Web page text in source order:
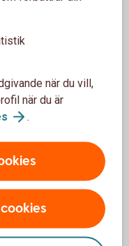
BankID
väljer du att
krävs en digital ID-
pass eller
säkerhetsdosan.
när du vill,
när du är
.